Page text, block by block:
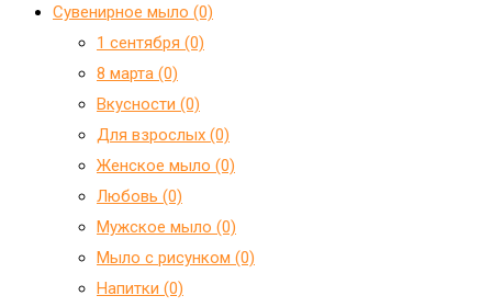
Сувенирное мыло (0)
1 сентября (0)
8 марта (0)
Вкусности (0)
Для взрослых (0)
Женское мыло (0)
Любовь (0)
Мужское мыло (0)
Мыло с рисунком (0)
Напитки (0)